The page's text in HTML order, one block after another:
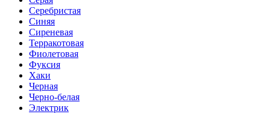
Серебристая
Синяя
Сиреневая
Терракотовая
Фиолетовая
Фуксия
Хаки
Черная
Черно-белая
Электрик